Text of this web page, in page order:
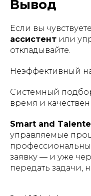
Вывод
Если вы
ассистент или
откладывайте.
Неэффективный
Системный
время и
Smart and
управляемые
заявку — и уже
передать задачи,